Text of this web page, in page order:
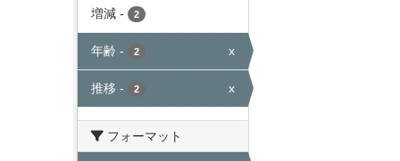
増減 - 2
年齢 - 2 x
推移 - 2 x
フォーマット